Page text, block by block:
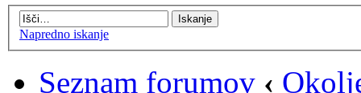
Napredno iskanje
Seznam forumov ‹